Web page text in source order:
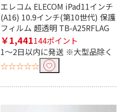
エレコム ELECOM iPad11インチ
(A16) 10.9インチ(第10世代) 保護
フィルム 超透明 TB-A25RFLAG
￥1,441144ポイント
1～2日以内に発送 ※大型品除く
☆☆☆☆☆